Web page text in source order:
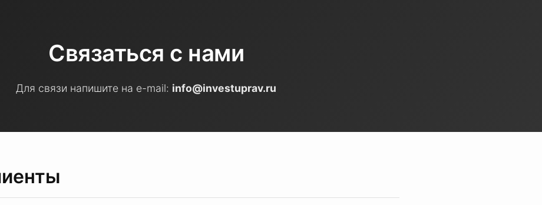
Связаться с нами
Для связи напишите на e-mail: info@investuprav.ru